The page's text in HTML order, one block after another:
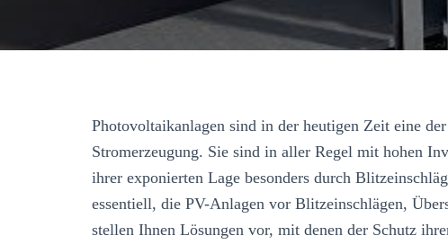
Photovoltaikanlagen sind in der heutigen Zeit eine
Stromerzeugung. Sie sind in aller Regel mit hohen
ihrer exponierten Lage besonders durch
essentiell, die PV-Anlagen vor Blitzeinschlägen,
stellen Ihnen Lösungen vor, mit denen der Schutz